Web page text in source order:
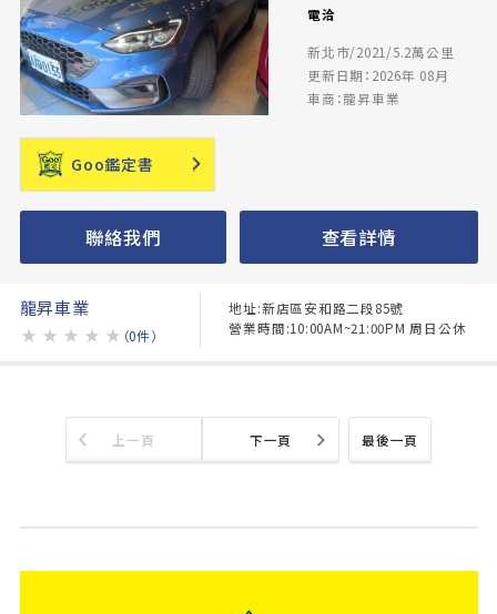
電洽
新北市/2021/5.2萬公里
更新日期：2026年 08月
車商：龍昇車業
Goo鑑定書
聯絡我們 查看詳情
龍昇車業
★ ★ ★ ★ ★ （0件）
地址:新店區安和路二段85號
營業時間:10:00AM~21:00PM 周日公休
最後一頁
上一頁 下一頁